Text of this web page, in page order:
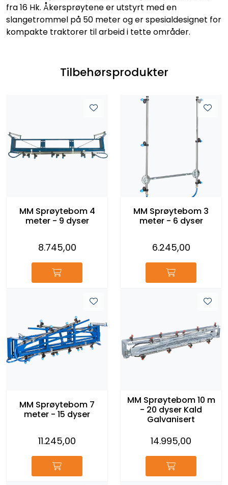
fra 16 Hk. Åkersprøytene er utstyrt med en
slangetrommel på 50 meter og er spesialdesignet for
kompakte traktorer til arbeid i tette områder.
Tilbehørsprodukter
MM Sprøytebom 4
meter - 9 dyser
8.745,00
MM Sprøytebom 3
meter - 6 dyser
6.245,00
MM Sprøytebom 7
meter - 15 dyser
11.245,00
MM Sprøytebom 10 m
- 20 dyser Kald
Galvanisert
14.995,00